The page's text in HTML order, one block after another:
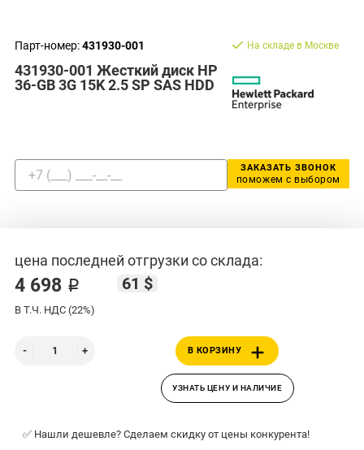
Парт-номер:431930-001
431930-001 Жесткий диск HP
36-GB 3G 15K 2.5 SP SAS HDD
На складе в Москве
ЗАКАЗАТЬ ЗВОНОК
поможем с выбором
цена последней отгрузки со склада:
4 698 ₽ 61 $
В Т.Ч. НДС (22%)
В КОРЗИНУ
УЗНАТЬ ЦЕНУ И НАЛИЧИЕ
✅ Нашли дешевле? Сделаем скидку от цены конкурента!